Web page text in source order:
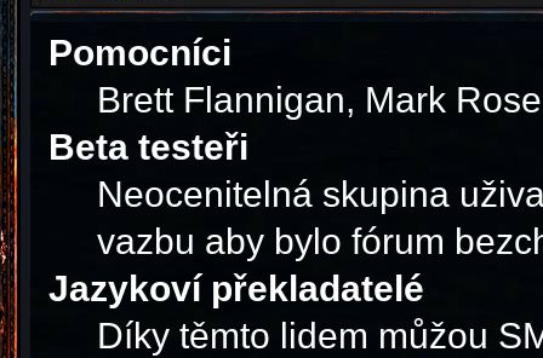
Pomocníci
Brett Flannigan, Mark
Beta testeři
Neocenitelná skupina
vazbu aby bylo fórum
Jazykoví překladatelé
Díky těmto lidem můžou